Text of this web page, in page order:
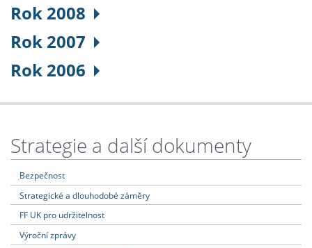
Rok 2008
Rok 2007
Rok 2006
Strategie a další dokumenty
Bezpečnost
Strategické a dlouhodobé záměry
FF UK pro udržitelnost
Výroční zprávy